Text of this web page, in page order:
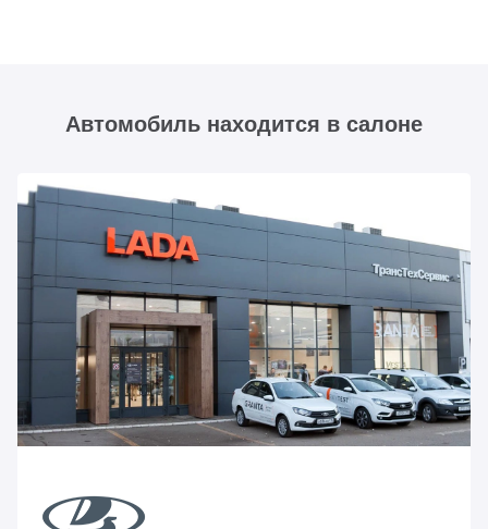
Автомобиль находится в салоне